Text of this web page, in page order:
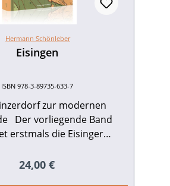
Hermann Schönleber
Eisingen
ISBN 978-3-89735-633-7
zur modernen
Der vorliegende Band
erstmals die Eisinger
bis in die heutige Zeit –
Regulärer Preis:
24,00 €